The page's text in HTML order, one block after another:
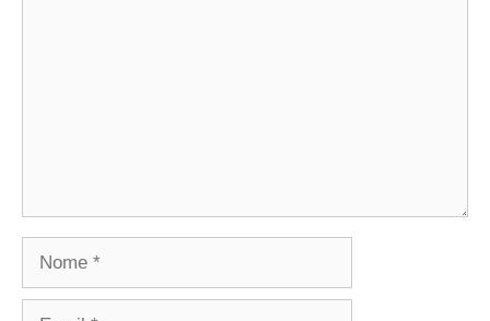
Nome
Email